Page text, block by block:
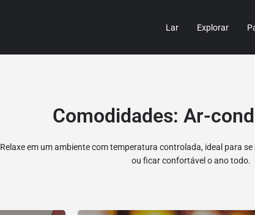
Lar Explorar
Comodidades: Ar-
Relaxe em um ambiente com temperatura controlada, ideal para
ou ficar confortável o ano todo.